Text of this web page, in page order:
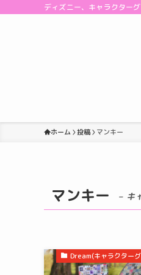
ディズニー、キャラクター
ホーム 投稿 マンキー
マンキー – キ
Dream(キャラクター